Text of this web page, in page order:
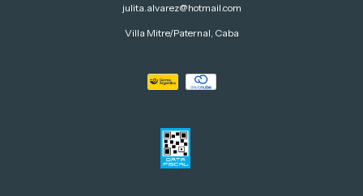
julita.alvarez@hotmail.com
Villa Mitre/Paternal, Caba